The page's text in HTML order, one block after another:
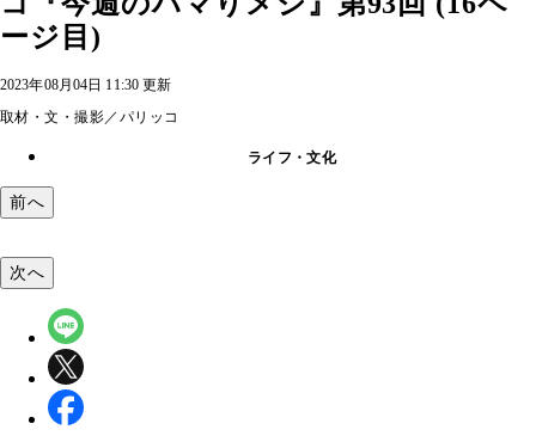
ージ目)
2023年08月04日 11:30 更新
取材・文・撮影／パリッコ
ライフ・文化
前へ
次へ